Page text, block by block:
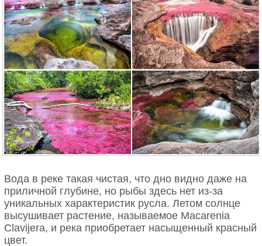
Флаг Содружества Доминики
Три полосы (белая, черная и золотая)
символизируют три расы, проживающие на
острове (золотой – это, кстати, мулаты)
Зеленый фон – джунгли, которыми покрыт остров
Красный круг по-центру – свободу и содружество
остров
И лишь в самом-самом центре всей этой
конструкции разместился фиолетовый ... попугай!
В общем-то, это чуть ли не единственный случай
(о втором случае расскажу чуть дальше), когда
Вода в реке такая чистая, что дно видно даже на
приличной глубине, но рыбы здесь нет из-за
уникальных характеристик русла. Летом солнце
высушивает растение, называемое Macarenia
Clavijera, и река приобретает насыщенный красный
цвет.